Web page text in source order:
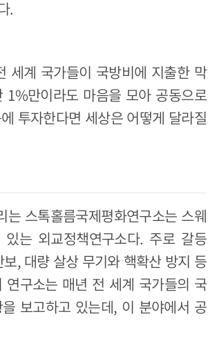
.
세계 국가들이 국방비에 지출한 막
1%만이라도 마음을 모아 공동으로
투자한다면 세상은 어떻게 달라질
는 스톡홀름국제평화연구소는 스웨
있는 외교정책연구소다. 주로 갈등
, 대량 살상 무기와 핵확산 방지 등
연구소는 매년 전 세계 국가들의 국
보고하고 있는데, 이 분야에서 공